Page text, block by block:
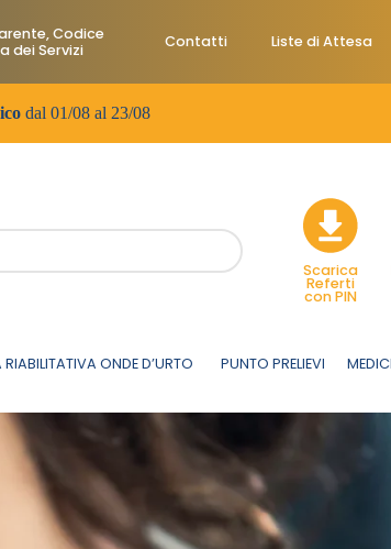
Codice
dei Servizi
Contatti Liste di Attesa
dal 01/08 al 23/08
Scarica
Referti
con PIN
ONDE D’URTO PUNTO PRELIEVI